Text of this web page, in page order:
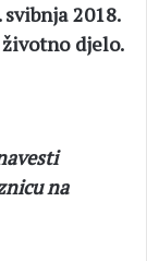
2018.
djelo.
na